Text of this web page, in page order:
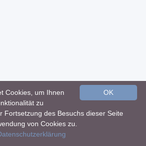
OK
Cookies, um Ihnen
zu
Fortsetzung des Besuchs dieser Seite
von Cookies zu.